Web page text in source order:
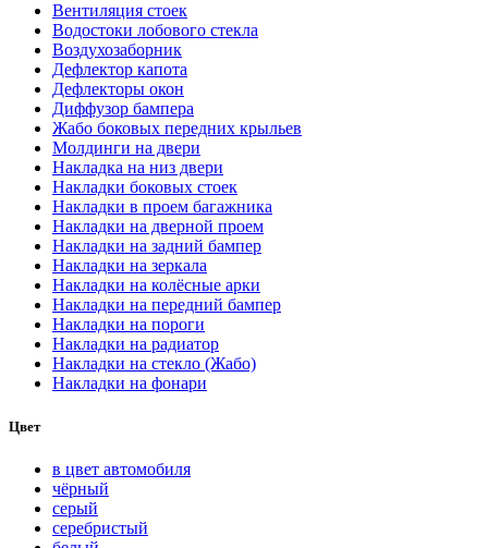
Вентиляция стоек
Водостоки лобового стекла
Воздухозаборник
Дефлектор капота
Дефлекторы окон
Диффузор бампера
Жабо боковых передних крыльев
Молдинги на двери
Накладка на низ двери
Накладки боковых стоек
Накладки в проем багажника
Накладки на дверной проем
Накладки на задний бампер
Накладки на зеркала
Накладки на колёсные арки
Накладки на передний бампер
Накладки на пороги
Накладки на радиатор
Накладки на стекло (Жабо)
Накладки на фонари
Цвет
в цвет автомобиля
чёрный
серый
серебристый